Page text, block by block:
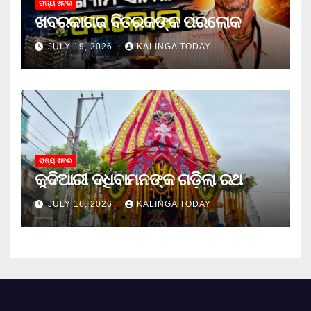
ରାଜ୍ୟ ଖବର
ଖବରକାଗଜ ବିତରକଙ୍କ ପରଲୋକ
JULY 19, 2026 KALINGA TODAY
ରାଜ୍ୟ ଖବର
କୁଦିଆରୀ ଦଧିବାମନଙ୍କ ଗଡ଼ିଲା ରଥ
JULY 16, 2026 KALINGA TODAY